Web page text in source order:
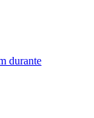
durante